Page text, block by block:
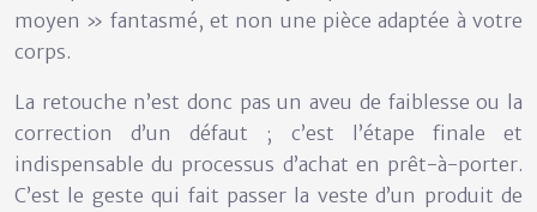
moyen » fantasmé, et non une pièce adaptée à votre
corps.
La retouche n’est donc pas un aveu de faiblesse ou la
correction d’un défaut ; c’est l’étape finale et
indispensable du processus d’achat en prêt-à-porter.
C’est le geste qui fait passer la veste d’un produit de